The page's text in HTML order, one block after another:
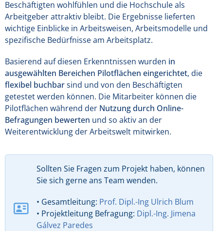
Beschäftigten wohlfühlen und die Hochschule als
Arbeitgeber attraktiv bleibt. Die Ergebnisse lieferten
wichtige Einblicke in Arbeitsweisen, Arbeitsmodelle und
spezifische Bedürfnisse am Arbeitsplatz.
Basierend auf diesen Erkenntnissen wurden in
ausgewählten Bereichen Pilotflächen eingerichtet, die
flexibel buchbarsind und von den Beschäftigten
getestet werden können. Die Mitarbeiter können die
Pilotflächen während der Nutzung durch Online-
Befragungen bewerten und so aktiv an der
Weiterentwicklung der Arbeitswelt mitwirken.
Sollten Sie Fragen zum Projekt haben, können
Sie sich gerne ans Team wenden.
• Gesamtleitung: Prof. Dipl.-Ing Ulrich Blum
• Projektleitung Befragung: Dipl.-Ing. Jimena
Gálvez Paredes